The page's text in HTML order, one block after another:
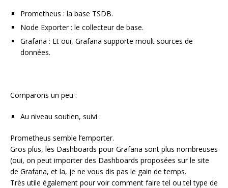
Prometheus : la base TSDB.
Node Exporter : le collecteur de base.
Grafana : Et oui, Grafana supporte moult sources de
données.
Comparons un peu :
Au niveau soutien, suivi :
Prometheus semble l’emporter.
Gros plus, les Dashboards pour Grafana sont plus nombreuses
(oui, on peut importer des Dashboards proposées sur le site
de Grafana, et la, je ne vous dis pas le gain de temps.
Très utile également pour voir comment faire tel ou tel type de